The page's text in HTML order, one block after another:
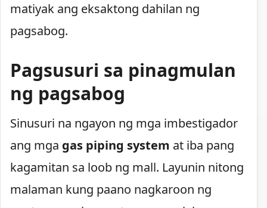
matiyak ang eksaktong dahilan ng
pagsabog.
Pagsusuri sa pinagmulan
ng pagsabog
Sinusuri na ngayon ng mga imbestigador
ang mga gas piping system at iba pang
kagamitan sa loob ng mall. Layunin nitong
malaman kung paano nagkaroon ng